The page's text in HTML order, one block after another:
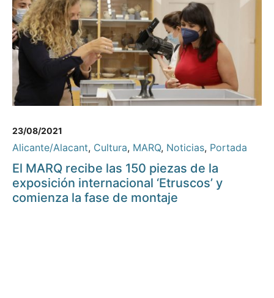
23/08/2021
Alicante/Alacant, Cultura, MARQ, Noticias, Portada
El MARQ recibe las 150 piezas de la
exposición internacional ‘Etruscos’ y
comienza la fase de montaje